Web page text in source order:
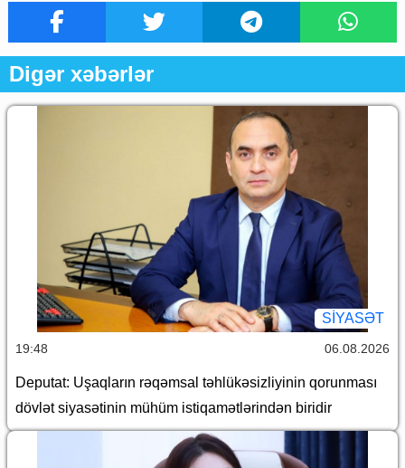
Digər xəbərlər
SİYASƏT
19:48 06.08.2026
Deputat: Uşaqların rəqəmsal təhlükəsizliyinin qorunması
dövlət siyasətinin mühüm istiqamətlərindən biridir